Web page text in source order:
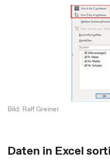
Bild: Ralf Greiner
Daten in Excel